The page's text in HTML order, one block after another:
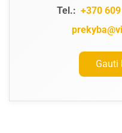
Tel.: +370
Gauti